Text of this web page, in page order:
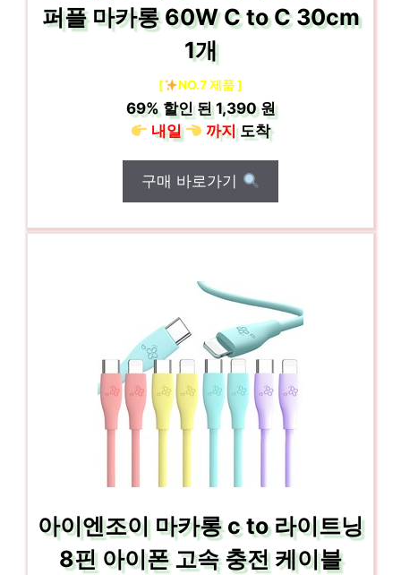
퍼플 마카롱 60W C to C 30cm
1개
[ NO.7 제품 ]
69%할인 된1,390 원
내일
까지도착
구매 바로가기
아이엔조이 마카롱 c to 라이트닝
8핀 아이폰 고속 충전 케이블